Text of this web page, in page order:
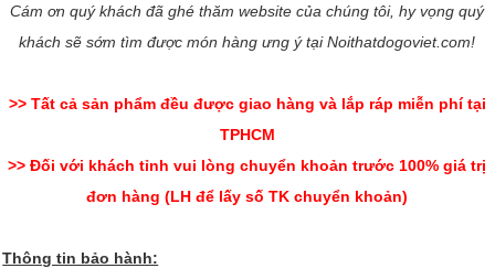
Cám ơn quý khách đã ghé thăm website của chúng tôi, hy vọng quý
khách sẽ sớm tìm được món hàng ưng ý tại Noithatdogoviet.com!
>> Tất cả sản phẩm đều được giao hàng và lắp ráp miễn phí tại
TPHCM
>> Đối với khách tỉnh vui lòng chuyển khoản trước 100% giá trị
đơn hàng (LH để lấy số TK chuyển khoản)
Thông tin bảo hành: